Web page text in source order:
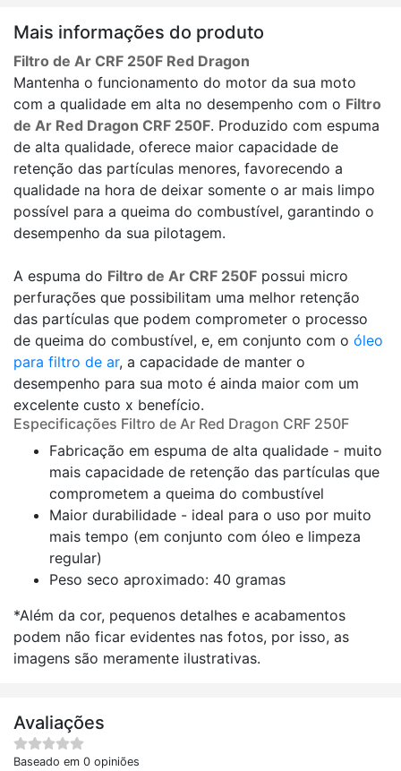
Mais informações do produto
Filtro de Ar CRF 250F Red Dragon
Mantenha o funcionamento do motor da sua moto
com a qualidade em alta no desempenho com o Filtro
de Ar Red Dragon CRF 250F. Produzido com espuma
de alta qualidade, oferece maior capacidade de
retenção das partículas menores, favorecendo a
qualidade na hora de deixar somente o ar mais limpo
possível para a queima do combustível, garantindo o
desempenho da sua pilotagem.
A espuma do Filtro de Ar CRF 250F possui micro
perfurações que possibilitam uma melhor retenção
das partículas que podem comprometer o processo
de queima do combustível, e, em conjunto com o óleo
para filtro de ar, a capacidade de manter o
desempenho para sua moto é ainda maior com um
excelente custo x benefício.
Especificações Filtro de Ar Red Dragon CRF 250F
Fabricação em espuma de alta qualidade - muito
mais capacidade de retenção das partículas que
comprometem a queima do combustível
Maior durabilidade - ideal para o uso por muito
mais tempo (em conjunto com óleo e limpeza
regular)
Peso seco aproximado: 40 gramas
*Além da cor, pequenos detalhes e acabamentos
podem não ficar evidentes nas fotos, por isso, as
imagens são meramente ilustrativas.
Avaliações
Baseado em 0 opiniões